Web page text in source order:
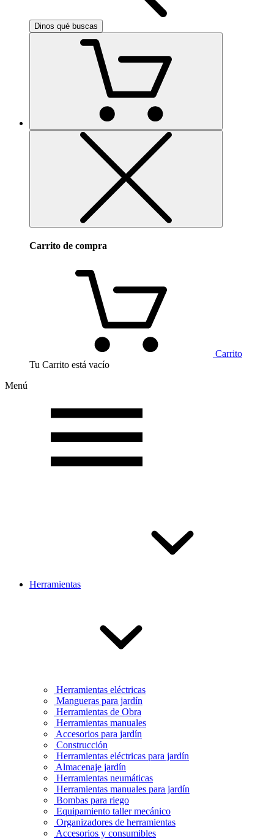
Dinos qué buscas
Carrito de compra
Carrito
Tu Carrito está vacío
Menú
Herramientas
Herramientas eléctricas
Mangueras para jardín
Herramientas de Obra
Herramientas manuales
Accesorios para jardín
Construcción
Herramientas eléctricas para jardín
Almacenaje jardín
Herramientas neumáticas
Herramientas manuales para jardín
Bombas para riego
Equipamiento taller mecánico
Organizadores de herramientas
Accesorios y consumibles